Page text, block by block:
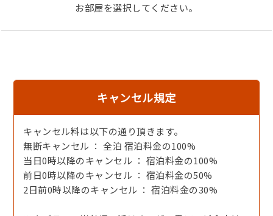
是非ご堪能下さいませ。
ます。
夕食はついていませんので、夕食がいる場合はオプショ
ンよりお選び下さい。
当日はご準備出来ない場合が御座います。
お部屋を選択してください。
キャンセル規定
キャンセル料は以下の通り頂きます。
無断キャンセル ： 全泊 宿泊料金の100%
当日0時以降のキャンセル ： 宿泊料金の100%
前日0時以降のキャンセル ： 宿泊料金の50%
2日前0時以降のキャンセル ： 宿泊料金の30%